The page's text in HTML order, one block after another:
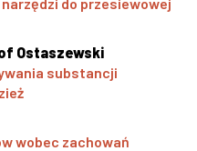
Ostaszewski
substancji
wobec zachowań